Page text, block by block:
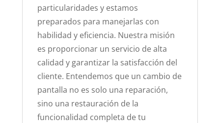
particularidades y estamos
preparados para manejarlas con
habilidad y eficiencia. Nuestra misión
es proporcionar un servicio de alta
calidad y garantizar la satisfacción del
cliente. Entendemos que un cambio de
pantalla no es solo una reparación,
sino una restauración de la
funcionalidad completa de tu